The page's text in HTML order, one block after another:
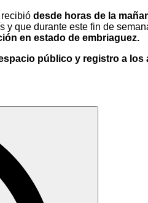
desde horas de la
que durante este fin de
en estado de embriaguez.
público y registro a